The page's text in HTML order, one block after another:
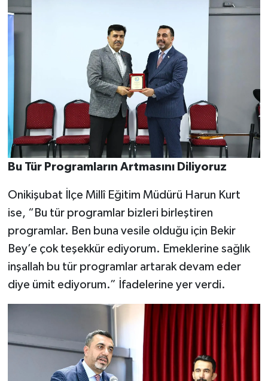
Bu Tür Programların Artmasını Diliyoruz
Onikişubat İlçe Millî Eğitim Müdürü Harun Kurt
ise, “Bu tür programlar bizleri birleştiren
programlar. Ben buna vesile olduğu için Bekir
Bey’e çok teşekkür ediyorum. Emeklerine sağlık
inşallah bu tür programlar artarak devam eder
diye ümit ediyorum.” İfadelerine yer verdi.